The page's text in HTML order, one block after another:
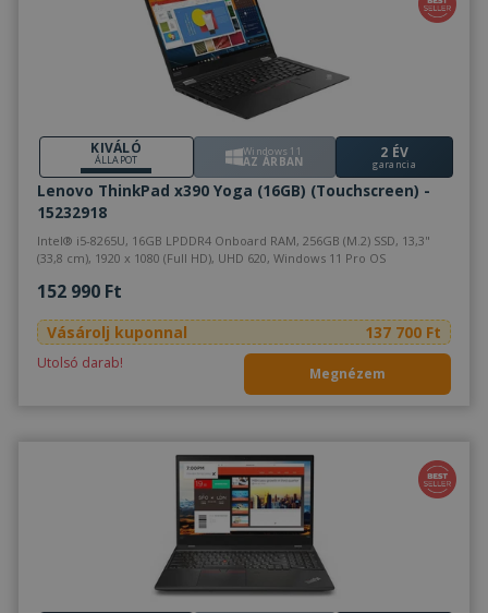
KIVÁLÓ
ÁLLAPOT
Windows 11
AZ ÁRBAN 2 ÉV
garancia
Lenovo ThinkPad x390 Yoga (16GB) (Touchscreen) -
15232918
Intel® i5-8265U, 16GB LPDDR4 Onboard RAM, 256GB (M.2) SSD, 13,3"
(33,8 cm), 1920 x 1080 (Full HD), UHD 620, Windows 11 Pro OS
152 990 Ft
Vásárolj kuponnal 137 700 Ft
Utolsó darab!
Megnézem